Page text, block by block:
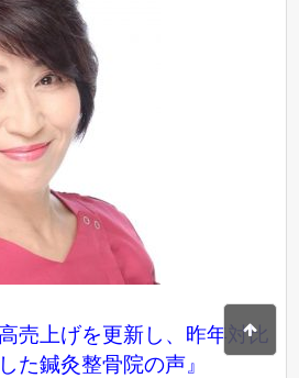
売上げを更新し、昨年対比
た鍼灸整骨院の声』